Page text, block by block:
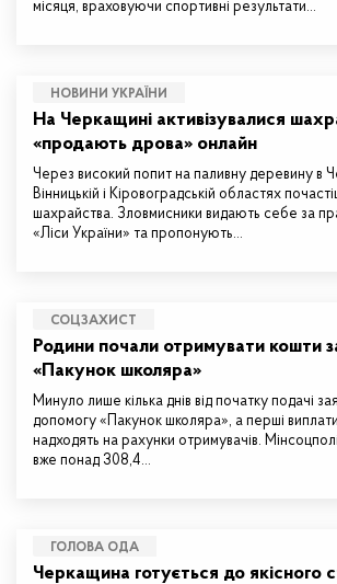
місяця, враховуючи спортивні результати…
НОВИНИ УКРАЇНИ
На Черкащині активізувалися
«продають дрова» онлайн
Через високий попит на паливну деревину в
Вінницькій і Кіровоградській областях
шахрайства. Зловмисники видають себе за
«Ліси України» та пропонують…
СОЦЗАХИСТ
Родини почали отримувати кошти
«Пакунок школяра»
Минуло лише кілька днів від початку подачі
допомогу «Пакунок школяра», а перші
надходять на рахунки отримувачів.
вже понад 308,4…
ГОЛОВА ОДА
Черкащина готується до якісного